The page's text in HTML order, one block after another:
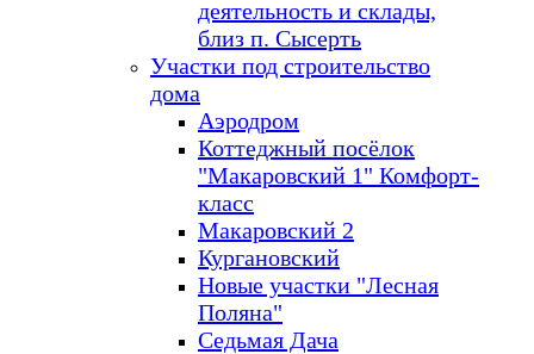
деятельность и склады,
близ п. Сысерть
Участки под строительство
дома
Аэродром
Коттеджный посёлок
"Макаровский 1" Комфорт-
класс
Макаровский 2
Кургановский
Новые участки "Лесная
Поляна"
Седьмая Дача